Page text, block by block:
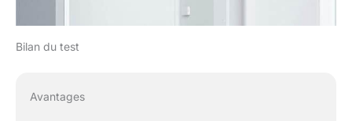
Bilan du test
Avantages